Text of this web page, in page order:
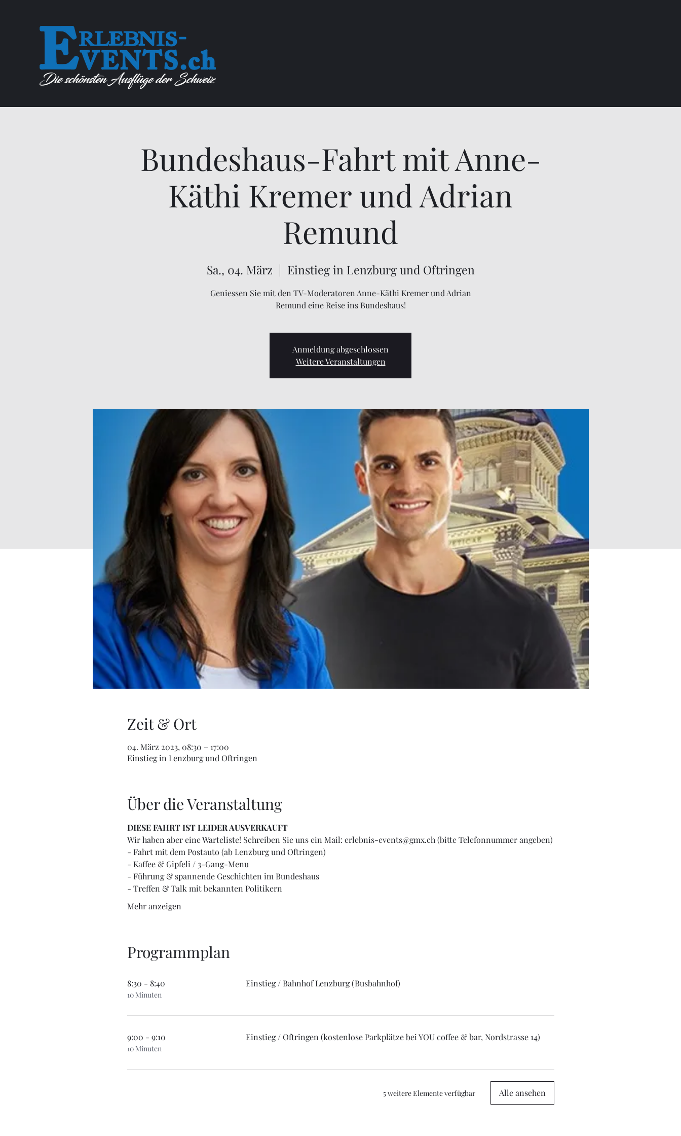
Bundeshaus-Fahrt mit Anne-
Käthi Kremer und Adrian
Remund
Sa., 04. März
  |
Einstieg in Lenzburg und Oftringen
Geniessen Sie mit den TV-Moderatoren Anne-Käthi Kremer und Adrian
Remund eine Reise ins Bundeshaus!
Anmeldung abgeschlossen
Weitere Veranstaltungen
Zeit & Ort
04. März 2023, 08:30 – 17:00
Einstieg in Lenzburg und Oftringen
Über die Veranstaltung
DIESE FAHRT IST LEIDER AUSVERKAUFT
Wir haben aber eine Warteliste! Schreiben Sie uns ein Mail: erlebnis-events@gmx.ch (bitte Telefonnummer angeben)
- Fahrt mit dem Postauto (ab Lenzburg und Oftringen)
- Kaffee & Gipfeli / 3-Gang-Menu
- Führung & spannende Geschichten im Bundeshaus
- Treffen & Talk mit bekannten Politikern
Mehr anzeigen
Programmplan
8:30 - 8:40
10 Minuten
Einstieg / Bahnhof Lenzburg (Busbahnhof)
9:00 - 9:10
10 Minuten
Einstieg / Oftringen (kostenlose Parkplätze bei YOU coffee & bar, Nordstrasse 14)
5 weitere Elemente verfügbar Alle ansehen